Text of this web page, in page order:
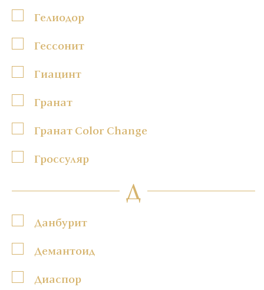
Гелиодор
Гессонит
Гиацинт
Гранат
Гранат Color Change
Гроссуляр
Д
Данбурит
Демантоид
Диаспор